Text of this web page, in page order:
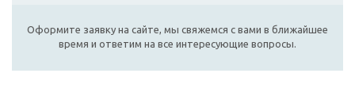
Оформите заявку на сайте, мы свяжемся с вами в ближайшее
время и ответим на все интересующие вопросы.